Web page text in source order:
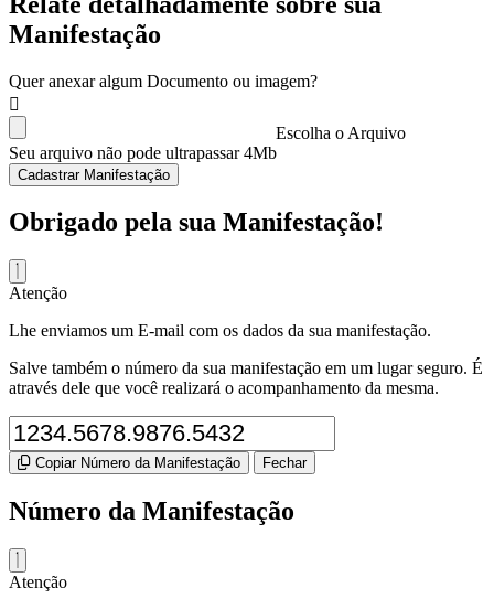
Manifestação
Quer anexar algum Documento ou imagem?
Escolha o Arquivo
Seu arquivo não pode ultrapassar 4Mb
Cadastrar Manifestação
Obrigado pela sua Manifestação!
Atenção
Lhe enviamos um E-mail com os dados da sua manifestação.
Salve também o número da sua manifestação em um lugar seguro. É
através dele que você realizará o acompanhamento da mesma.
Copiar Número da Manifestação Fechar
Número da Manifestação
Atenção